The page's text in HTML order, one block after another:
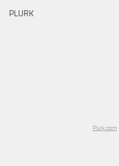
PLURK
Plurk.com